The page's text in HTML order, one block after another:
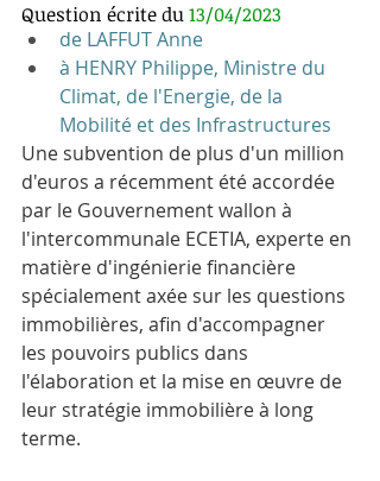
Question écrite du 13/04/2023
de LAFFUT Anne
à HENRY Philippe, Ministre du
Climat, de l'Energie, de la
Mobilité et des Infrastructures
Une subvention de plus d'un million
d'euros a récemment été accordée
par le Gouvernement wallon à
l'intercommunale ECETIA, experte en
matière d'ingénierie financière
spécialement axée sur les questions
immobilières, afin d'accompagner
les pouvoirs publics dans
l'élaboration et la mise en œuvre de
leur stratégie immobilière à long
terme.